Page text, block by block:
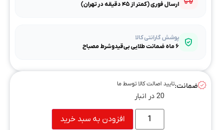
ارسال فوری (کمتر از ۴۵ دقیقه در تهران)
پوشش گارانتی کالا
۶ ماه ضمانت طلایی بی‌قیدوشرط مصباح
ضمانت:تایید اصالت کالا توسط ما
20 در انبار
افزودن به سبد خرید